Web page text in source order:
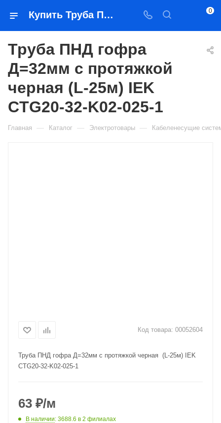
Купить Труба ПНД гофра Д=32мм с протяжкой черная (L-25м) IEK CTG20-32-K02-025-1 в Якутске — цена, характеристики, подбор | Востоктехторг 0
Труба ПНД гофра
Д=32мм с протяжкой
черная (L-25м) IEK
CTG20-32-K02-025-1
Главная — Каталог — Электротовары — Кабеленесущие
Код товара: 00052604
Труба ПНД гофра Д=32мм с протяжкой черная (L-25м) IEK
CTG20-32-K02-025-1
63 ₽/м
В наличии: 3688.6 в 2 филиалах